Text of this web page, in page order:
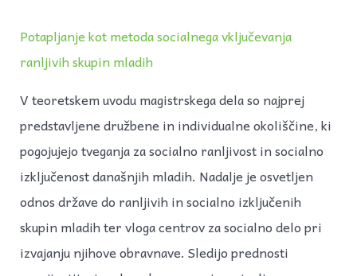
Potapljanje kot metoda socialnega vključevanja
ranljivih skupin mladih
V teoretskem uvodu magistrskega dela so najprej
predstavljene družbene in individualne okoliščine, ki
pogojujejo tveganja za socialno ranljivost in socialno
izključenost današnjih mladih. Nadalje je osvetljen
odnos države do ranljivih in socialno izključenih
skupin mladih ter vloga centrov za socialno delo pri
izvajanju njihove obravnave. Sledijo prednosti